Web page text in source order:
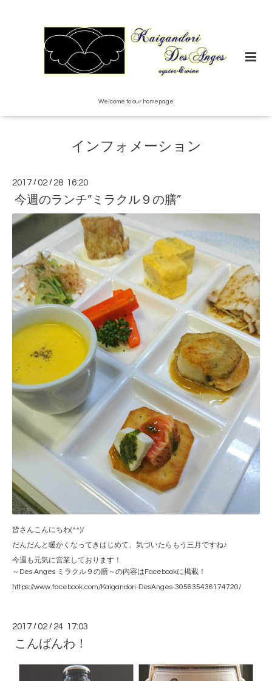
Welcome to our homepage
インフォメーション
2017 /02 / 28 16:20
今週のランチ”ミラクル９の膳”
皆さんこんにちわ(^^)/
だんだんと暖かくなってきはじめて、気づいたらもう三月ですね♪
今週も元気に営業しております！
～Des Anges ミラクル９の膳～の内容はFacebookに掲載！
https://www.facebook.com/Kaigandori-DesAnges-305635436174720/
2017 /02 / 24 17:03
こんばんわ！